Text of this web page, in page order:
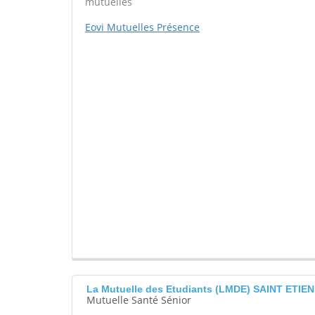
Eovi Mutuelles Présence
La Mutuelle des Etudiants (LMDE) SAINT
Mutuelle Santé Sénior